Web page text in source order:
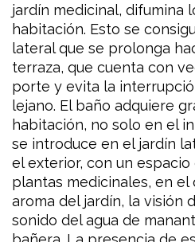
jardín medicinal, difumina
habitación. Esto se
lateral que se prolonga
terraza, que cuenta con
porte y evita la
lejano. El baño adquiere
habitación, no solo en el
se introduce en el jardín
el exterior, con un
plantas medicinales, en
aroma del jardín, la visión
sonido del agua de